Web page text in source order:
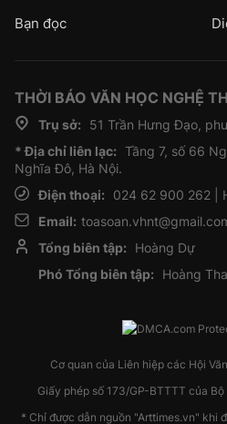
Bạn đọc
THỜI BÁO VĂN HỌC NGHỆ
Trụ sở:
51 Trần Hưng Đạo,
* Địa chỉ liên lạc: Tầng 7, số 66
Nghĩa Đô, Hà Nội.
Điện thoại:
024 62 900 262 |
Email:
Tổng biên tập:
Hoàng Dự
Phó Tổng biên tập:
Hoàng
Cơ quan của Liên hiệp các Hội
Giấy phép số 173/GP-BTTTT của
* Chỉ được dẫn nguồn "Arttimes.vn" khi